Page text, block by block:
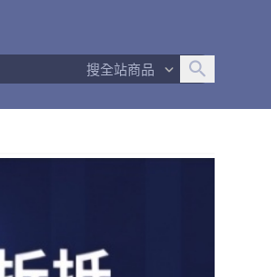
搜全站商品
商店簡介 退換貨須知